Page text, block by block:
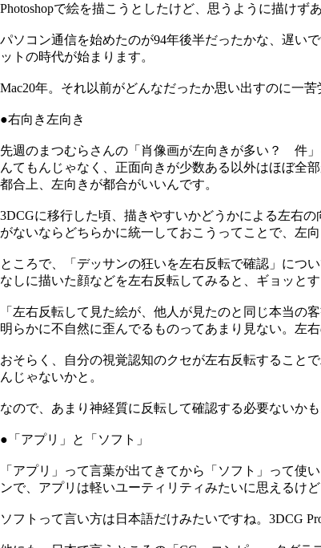
Photoshopで絵を描こうとしたけど、思うように描けず
パソコン通信を始めたのが94年後半だったかな、遅い
ットの時代が始まります。
Mac20年。それ以前がどんなだったか思い出すのに一
●右向き左向き
先週のまつむらさんの「肖像画が左向きが多い？ 件
んてもんじゃなく、正面向きが少数ある以外はほぼ全
都合上、左向きが都合がいいんです。
3DCGに移行した頃、描きやすいかどうかによる左右
がないならどちらかに統一しておこうってことで、左
ところで、「デッサンの狂いを左右反転で確認」につ
なしに描いた顔などを左右反転してみると、ギョッと
「左右反転して見た絵が、他人が見たのと同じ本当
明らかに不自然に歪んでるものってあまり見ない。左
おそらく、自分の視覚認知のクセが左右反転すること
んじゃないかと。
なので、あまり神経質に反転して確認する必要ないか
●「アプリ」と「ソフト」
「アプリ」って言葉が出てきてから「ソフト」って使
ンで、アプリは軽いユーティリティみたいに思えるけ
ソフトって言い方は日本語だけみたいですね。3DCG